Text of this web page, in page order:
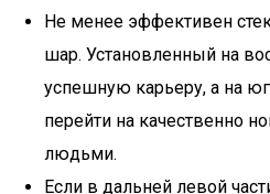
Не менее эффективен
шар. Установленный на
успешную карьеру, а на
перейти на качественно
людьми.
Если в дальней левой